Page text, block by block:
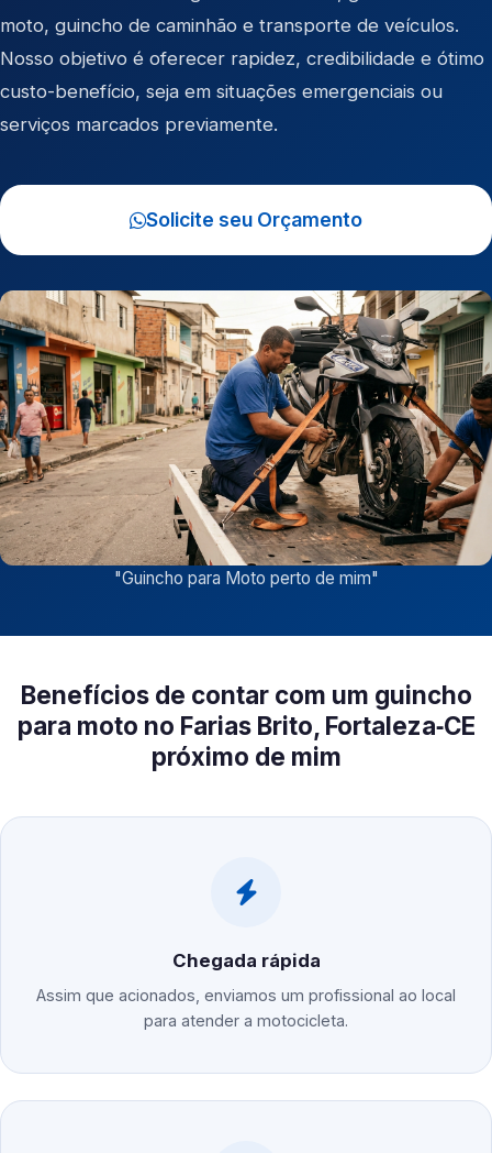
moto, guincho de caminhão e transporte de veículos.
Nosso objetivo é oferecer rapidez, credibilidade e ótimo
custo-benefício, seja em situações emergenciais ou
serviços marcados previamente.
Solicite seu Orçamento
"Guincho para Moto perto de mim"
Benefícios de contar com um guincho
para moto no Farias Brito, Fortaleza‑CE
próximo de mim
Chegada rápida
Assim que acionados, enviamos um profissional ao local
para atender a motocicleta.